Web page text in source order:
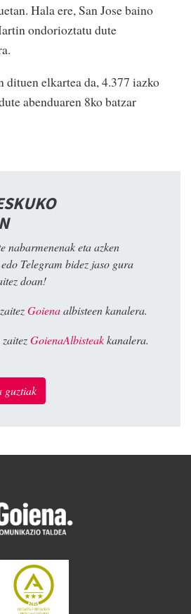
Hala ere, San Jose baino
ondorioztatu dute
dituen elkartea da, 4.377 iazko
abenduaren 8ko batzar
nabarmenenak eta azken
Telegram bidez jaso gura
doan!
Goienaalbisteen kanalera.
GoienaAlbisteakkanalera.
guztiak